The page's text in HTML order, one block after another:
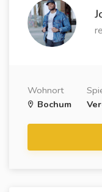
Wohnort
Bochum